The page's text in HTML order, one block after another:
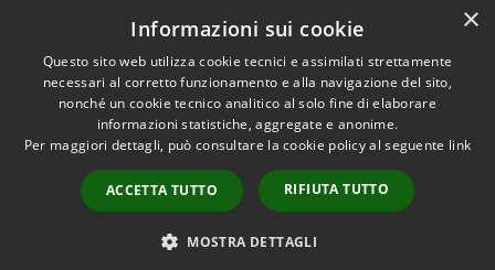
Accessibilità
Privacy
Mappa del sito
Dichiarazione e Feedback
accessibilità sito e app
Gandino • Powered by
Municipium•Accesso
redazione
×
Informazioni sui cookie
Questo sito web utilizza cookie tecnici e assimilati strettamente
necessari al corretto funzionamento e alla navigazione del sito,
nonché un cookie tecnico analitico al solo fine di elaborare
informazioni statistiche, aggregate e anonime.
Per maggiori dettagli, può consultare la cookie policy al seguente link
ACCETTA TUTTO RIFIUTA TUTTO
MOSTRA DETTAGLI